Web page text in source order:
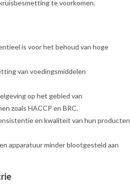
te voorkomen.
is voor het behoud van hoge
van voedingsmiddelen
op het gebied van
zoals HACCP en BRC.
en kwaliteit van hun producten
apparatuur minder blootgesteld aan